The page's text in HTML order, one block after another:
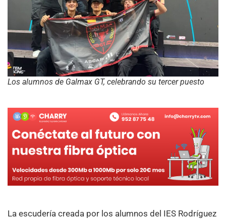
Los alumnos de Galmax GT, celebrando su tercer puesto
La escudería creada por los alumnos del IES Rodríguez